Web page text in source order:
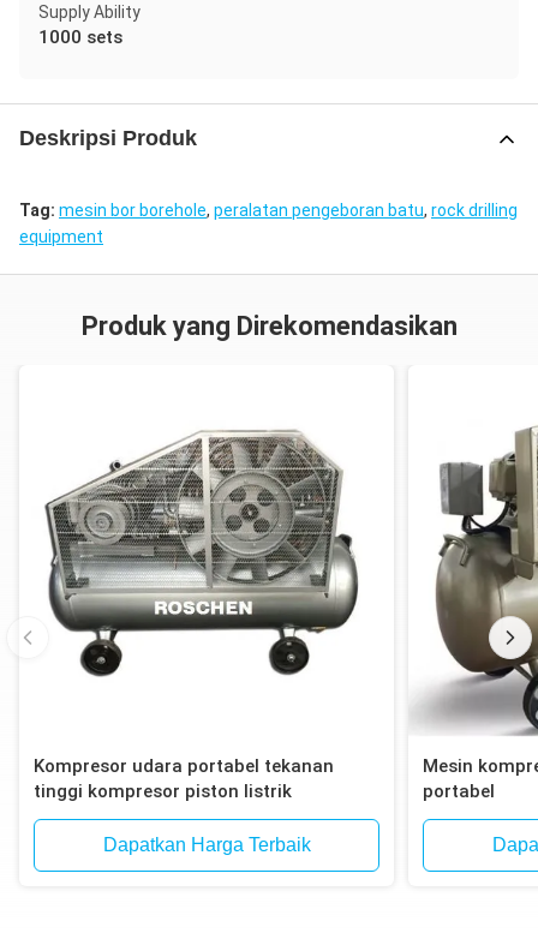
Supply Ability
1000 sets
Deskripsi Produk
Tag: mesin bor borehole, peralatan pengeboran batu, rock drilling
equipment
Produk yang Direkomendasikan
Kompresor udara portabel tekanan
tinggi kompresor piston listrik
Dapatkan Harga Terbaik
Mesin
portabel